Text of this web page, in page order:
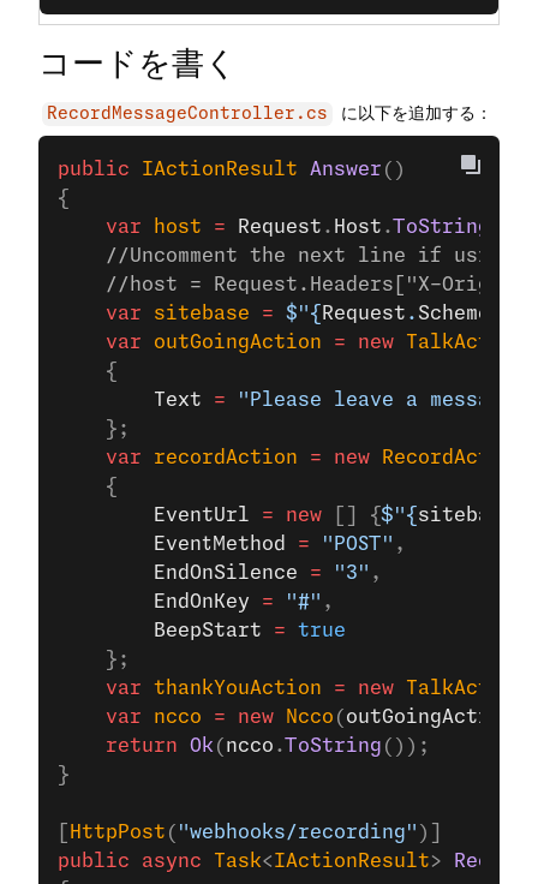
コードを書く
RecordMessageController.cs に以下を追加する：
public IActionResult Answer ()
{
    var
host = Request . Host .ToString
//Uncomment the next line if using
//host = Request.Headers["X-
    var
sitebase = $"{ Request . Scheme
    var
outGoingAction = new TalkAction
    {
        Text
= "Please leave a
    };
    var
recordAction = new RecordAction
    {
        EventUrl
= new [] {$"{ sitebase
        EventMethod
= "POST" ,
        EndOnSilence
= "3" ,
        EndOnKey
= "#" ,
        BeepStart
= true
    };
    var
thankYouAction = new TalkAction
    var
ncco = new Ncco ( outGoingAction
    return
Ok ( ncco .ToString ());
}
HttpPost ( "webhooks/recording" )]
public async Task<IActionResult>